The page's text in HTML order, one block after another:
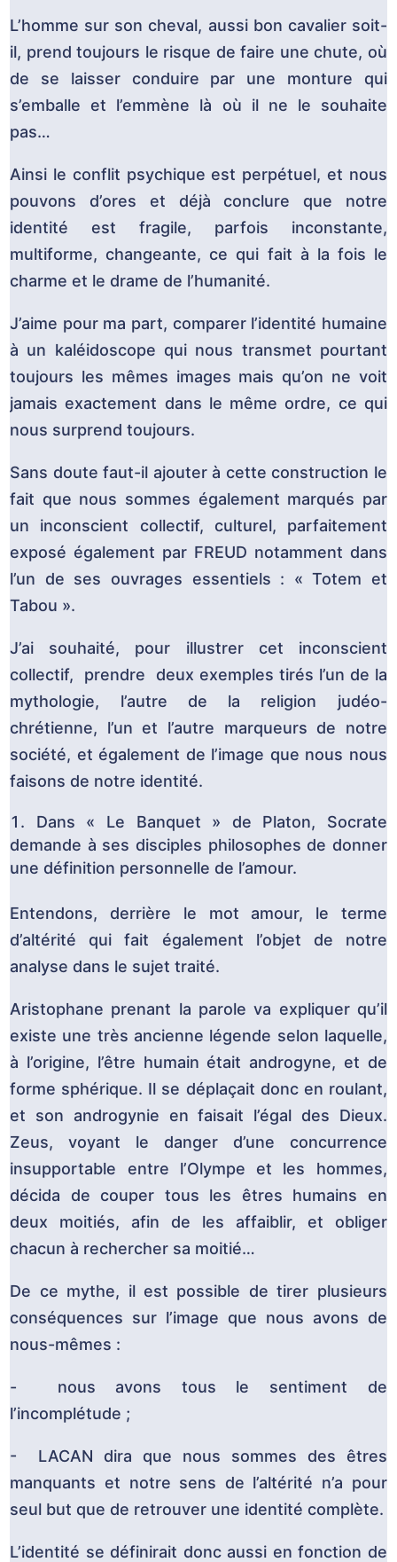
L’homme sur son cheval, aussi bon cavalier soit-
il, prend toujours le risque de faire une chute, où
de se laisser conduire par une monture qui
s’emballe et l’emmène là où il ne le souhaite
pas…
Ainsi le conflit psychique est perpétuel, et nous
pouvons d’ores et déjà conclure que notre
identité est fragile, parfois inconstante,
multiforme, changeante, ce qui fait à la fois le
charme et le drame de l’humanité.
J’aime pour ma part, comparer l’identité humaine
à un kaléidoscope qui nous transmet pourtant
toujours les mêmes images mais qu’on ne voit
jamais exactement dans le même ordre, ce qui
nous surprend toujours.
Sans doute faut-il ajouter à cette construction le
fait que nous sommes également marqués par
un inconscient collectif, culturel, parfaitement
exposé également par FREUD notamment dans
l’un de ses ouvrages essentiels : « Totem et
Tabou ».
J’ai souhaité, pour illustrer cet inconscient
collectif, prendre deux exemples tirés l’un de la
mythologie, l’autre de la religion judéo-
chrétienne, l’un et l’autre marqueurs de notre
société, et également de l’image que nous nous
faisons de notre identité.
Dans « Le Banquet » de Platon, Socrate
demande à ses disciples philosophes de donner
une définition personnelle de l’amour.
Entendons, derrière le mot amour, le terme
d’altérité qui fait également l’objet de notre
analyse dans le sujet traité.
Aristophane prenant la parole va expliquer qu’il
existe une très ancienne légende selon laquelle,
à l’origine, l’être humain était androgyne, et de
forme sphérique. Il se déplaçait donc en roulant,
et son androgynie en faisait l’égal des Dieux.
Zeus, voyant le danger d’une concurrence
insupportable entre l’Olympe et les hommes,
décida de couper tous les êtres humains en
deux moitiés, afin de les affaiblir, et obliger
chacun à rechercher sa moitié…
De ce mythe, il est possible de tirer plusieurs
conséquences sur l’image que nous avons de
nous-mêmes :
- nous avons tous le sentiment de
l’incomplétude ;
- LACAN dira que nous sommes des êtres
manquants et notre sens de l’altérité n’a pour
seul but que de retrouver une identité complète.
L’identité se définirait donc aussi en fonction de